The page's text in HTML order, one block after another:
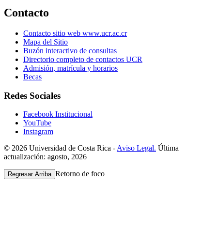
Contacto
Contacto sitio web www.ucr.ac.cr
Mapa del Sitio
Buzón interactivo de consultas
Directorio completo de contactos UCR
Admisión, matrícula y horarios
Becas
Redes Sociales
Facebook Institucional
YouTube
Instagram
© 2026 Universidad de Costa Rica - Aviso Legal. Última
actualización: agosto, 2026
Regresar Arriba Retorno de foco